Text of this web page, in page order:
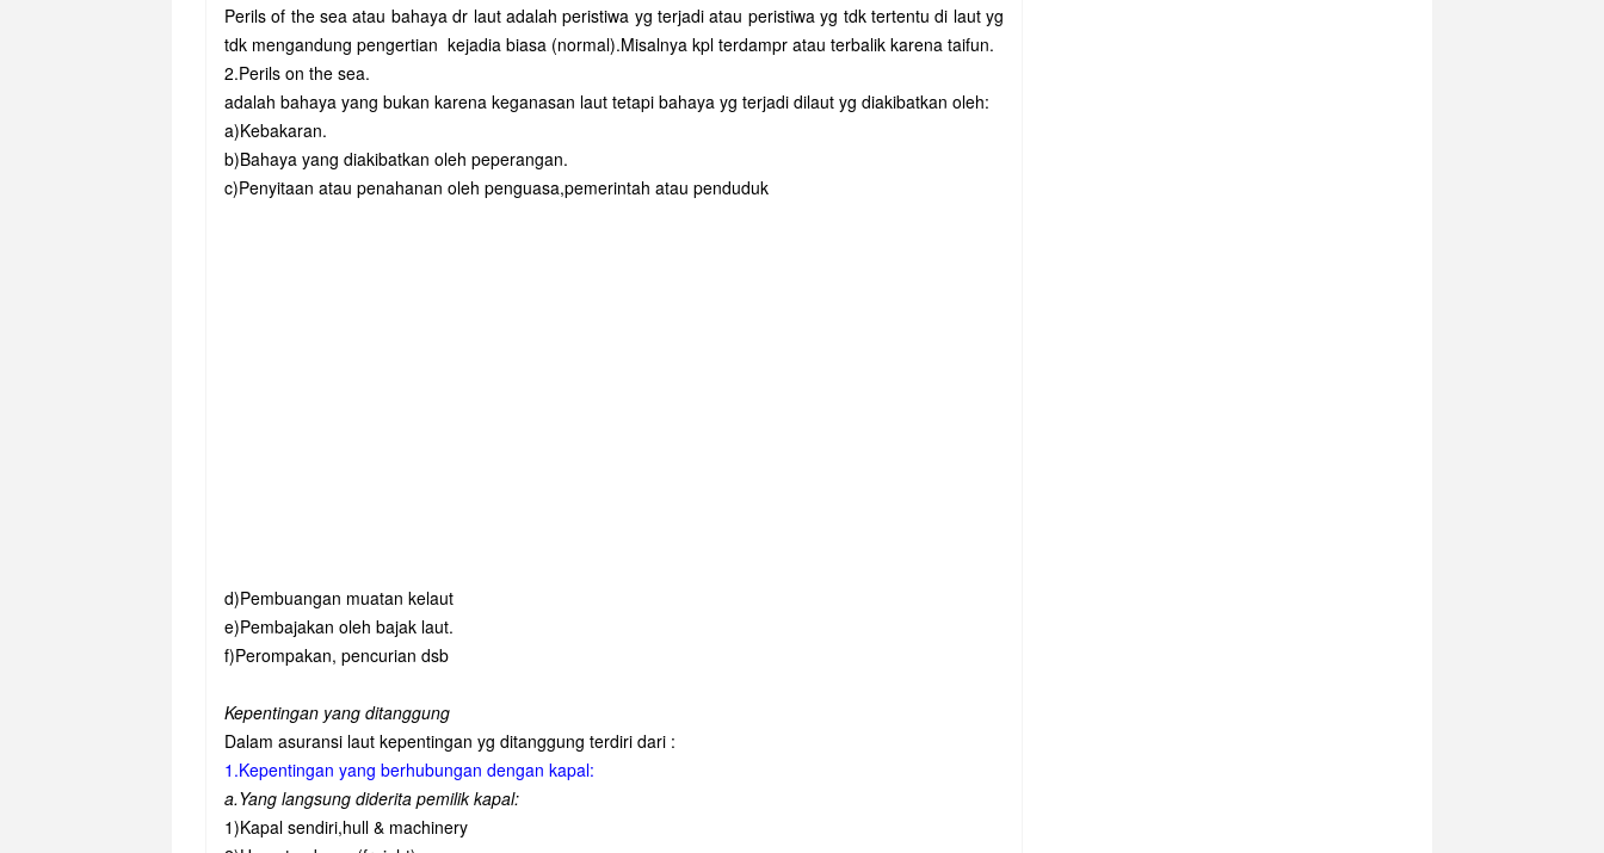
Perils of the sea atau bahaya dr laut adalah peristiwa yg terjadi atau peristiwa yg tdk tertentu di laut yg
tdk mengandung pengertian kejadia biasa (normal).Misalnya kpl terdampr atau terbalik karena taifun.
2.Perils on the sea.
adalah bahaya yang bukan karena keganasan laut tetapi bahaya yg terjadi dilaut yg diakibatkan oleh:
a)Kebakaran.
b)Bahaya yang diakibatkan oleh peperangan.
c)Penyitaan atau penahanan oleh penguasa,pemerintah atau penduduk
d)Pembuangan muatan kelaut
e)Pembajakan oleh bajak laut.
f)Perompakan, pencurian dsb
Kepentingan yang ditanggung
Dalam asuransi laut kepentingan yg ditanggung terdiri dari :
1.Kepentingan yang berhubungan dengan kapal:
a.Yang langsung diderita pemilik kapal:
1)Kapal sendiri,hull & machinery